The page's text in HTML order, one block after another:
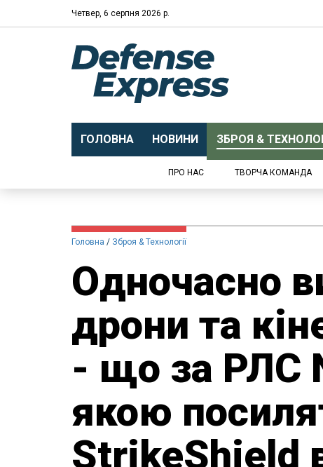
Четвер, 6 серпня 2026 р.
ГОЛОВНА НОВИНИ ЗБРОЯ &
ПРО НАС ТВОРЧА КОМАНДА
Головна Зброя & Технології
Одночасно
дрони та
- що за РЛС
якою
StrikeShield